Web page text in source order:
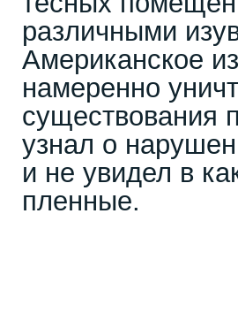
различными
Американское
намеренно
существования
узнал о
и не увидел в
пленные.